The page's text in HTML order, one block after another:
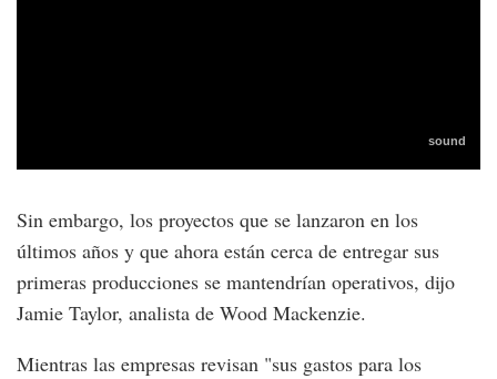
Sin embargo, los proyectos que se lanzaron en los
últimos años y que ahora están cerca de entregar sus
primeras producciones se mantendrían operativos, dijo
Jamie Taylor, analista de Wood Mackenzie.
Mientras las empresas revisan "sus gastos para los